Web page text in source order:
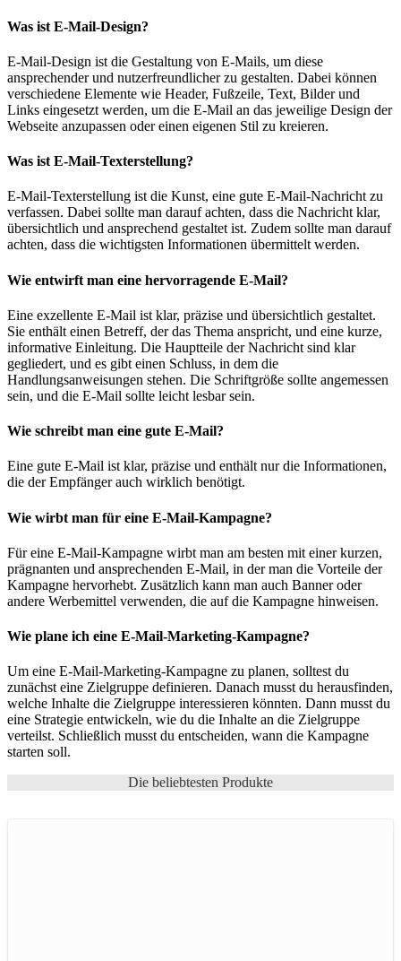
Was ist E-Mail-Design?
E-Mail-Design ist die Gestaltung von E-Mails, um diese
ansprechender und nutzerfreundlicher zu gestalten. Dabei können
verschiedene Elemente wie Header, Fußzeile, Text, Bilder und
Links eingesetzt werden, um die E-Mail an das jeweilige Design der
Webseite anzupassen oder einen eigenen Stil zu kreieren.
Was ist E-Mail-Texterstellung?
E-Mail-Texterstellung ist die Kunst, eine gute E-Mail-Nachricht zu
verfassen. Dabei sollte man darauf achten, dass die Nachricht klar,
übersichtlich und ansprechend gestaltet ist. Zudem sollte man darauf
achten, dass die wichtigsten Informationen übermittelt werden.
Wie entwirft man eine hervorragende E-Mail?
Eine exzellente E-Mail ist klar, präzise und übersichtlich gestaltet.
Sie enthält einen Betreff, der das Thema anspricht, und eine kurze,
informative Einleitung. Die Hauptteile der Nachricht sind klar
gegliedert, und es gibt einen Schluss, in dem die
Handlungsanweisungen stehen. Die Schriftgröße sollte angemessen
sein, und die E-Mail sollte leicht lesbar sein.
Wie schreibt man eine gute E-Mail?
Eine gute E-Mail ist klar, präzise und enthält nur die Informationen,
die der Empfänger auch wirklich benötigt.
Wie wirbt man für eine E-Mail-Kampagne?
Für eine E-Mail-Kampagne wirbt man am besten mit einer kurzen,
prägnanten und ansprechenden E-Mail, in der man die Vorteile der
Kampagne hervorhebt. Zusätzlich kann man auch Banner oder
andere Werbemittel verwenden, die auf die Kampagne hinweisen.
Wie plane ich eine E-Mail-Marketing-Kampagne?
Um eine E-Mail-Marketing-Kampagne zu planen, solltest du
zunächst eine Zielgruppe definieren. Danach musst du herausfinden,
welche Inhalte die Zielgruppe interessieren könnten. Dann musst du
eine Strategie entwickeln, wie du die Inhalte an die Zielgruppe
verteilst. Schließlich musst du entscheiden, wann die Kampagne
starten soll.
Die beliebtesten Produkte